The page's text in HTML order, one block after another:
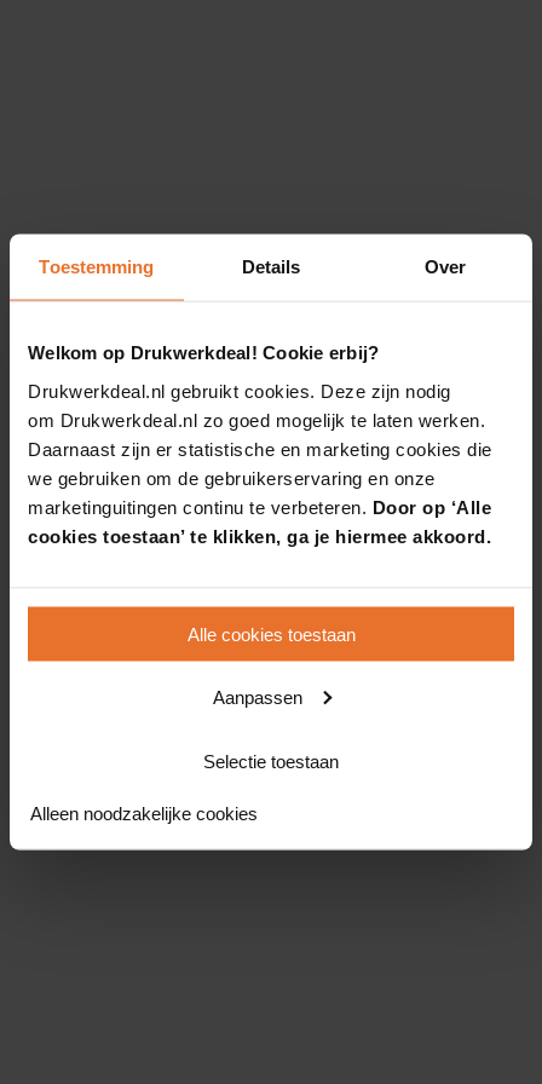
Toestemming Details Over
Welkom op Drukwerkdeal! Cookie erbij?
Drukwerkdeal.nl gebruikt cookies. Deze zijn nodig
om Drukwerkdeal.nl zo goed mogelijk te laten werken.
Daarnaast zijn er statistische en marketing cookies die
we gebruiken om de gebruikerservaring en onze
marketinguitingen continu te verbeteren. Door op ‘Alle
cookies toestaan’ te klikken, ga je hiermee akkoord.
Alle cookies toestaan
Aanpassen
Selectie toestaan
Alleen noodzakelijke cookies